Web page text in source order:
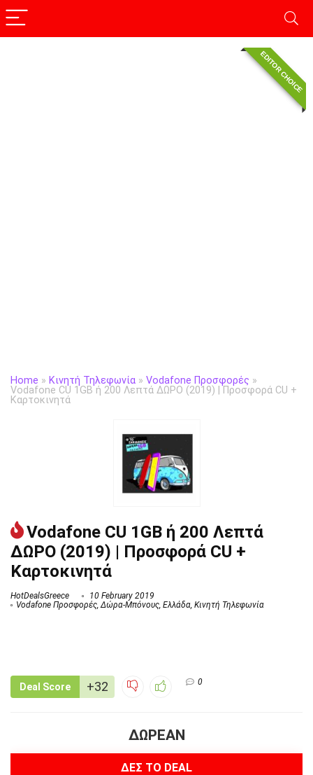
Home » Κινητή Τηλεφωνία » Vodafone Προσφορές »
Vodafone CU 1GB ή 200 Λεπτά ΔΩΡΟ (2019) | Προσφορά CU +
Καρτοκινητά
EDITOR CHOICE
Vodafone CU 1GB ή 200 Λεπτά
ΔΩΡΟ (2019) | Προσφορά CU +
Καρτοκινητά
HotDealsGreece
10 February 2019
Vodafone Προσφορές,Δώρα-Μπόνους, Ελλάδα, Κινητή Τηλεφωνία
Deal Score +32 0
ΔΩΡΕΑΝ
ΔΕΣ ΤΟ DEAL